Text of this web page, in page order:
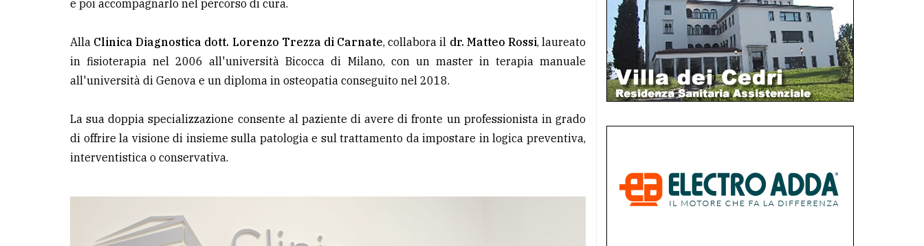
e poi accompagnarlo nel percorso di cura.
Alla Clinica Diagnostica dott. Lorenzo Trezza di Carnate, collabora il dr. Matteo Rossi, laureato
in fisioterapia nel 2006 all'università Bicocca di Milano, con un master in terapia manuale
all'università di Genova e un diploma in osteopatia conseguito nel 2018.
La sua doppia specializzazione consente al paziente di avere di fronte un professionista in grado
di offrire la visione di insieme sulla patologia e sul trattamento da impostare in logica preventiva,
interventistica o conservativa.